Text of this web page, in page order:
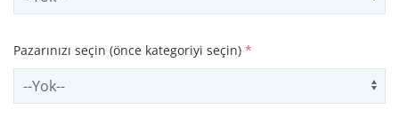
Pazarınızı seçin (önce kategoriyi seçin) *
Select sector